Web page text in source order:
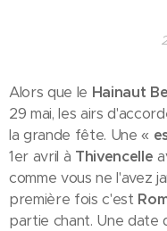
Alors que le Hainaut
29 mai, les airs
la grande fête. Une «
1er avril à Thivencelle
comme vous ne l'avez
première fois c'est
partie chant. Une date